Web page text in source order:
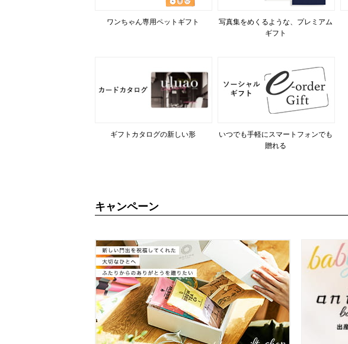
ワンちゃん専用ペットギフト
写真集をめくるような、プレミアム
ギフト
ギフトカタログの新しい形
いつでも手軽にスマートフォンでも
贈れる
キャンペーン